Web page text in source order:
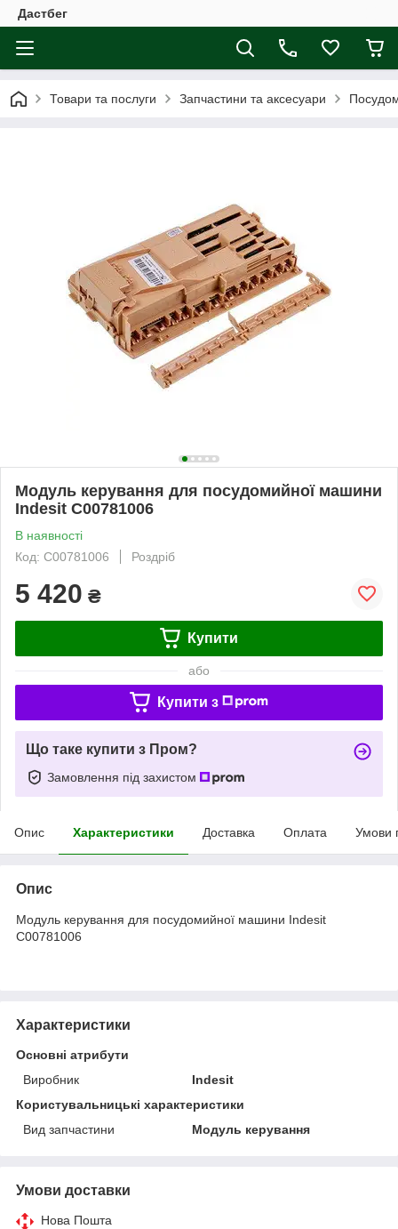
Дастбег
Товари та послуги Запчастини та аксесуари
Модуль керування для посудомийної машини
Indesit C00781006
В наявності
Код: C00781006
Роздріб
5 420 ₴
Купити
або
Купити з
Що таке купити з Пром?
Замовлення під захистом
Опис Характеристики Доставка Оплата Умови
Опис
Модуль керування для посудомийної машини Indesit
C00781006
Характеристики
Основні атрибути
Виробник
Indesit
Користувальницькі характеристики
Вид запчастини
Модуль керування
Умови доставки
Нова Пошта